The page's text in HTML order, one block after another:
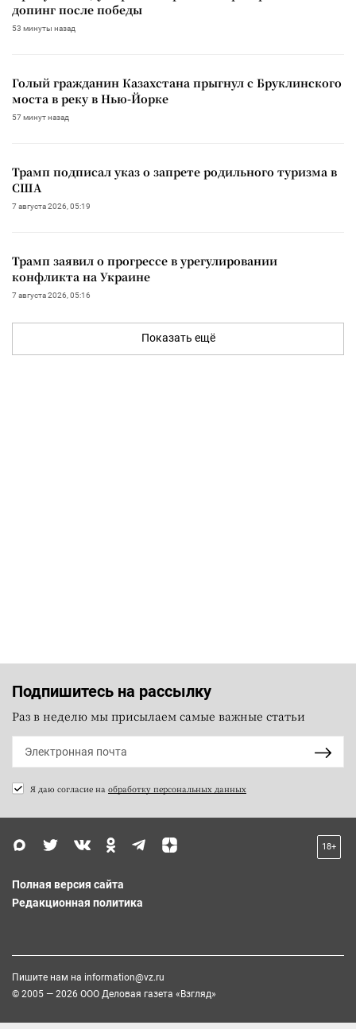
допинг после победы
53 минуты назад
Голый гражданин Казахстана прыгнул с Бруклинского
моста в реку в Нью-Йорке
57 минут назад
Трамп подписал указ о запрете родильного туризма в
США
7 августа 2026, 05:19
Трамп заявил о прогрессе в урегулировании
конфликта на Украине
7 августа 2026, 05:16
Показать ещё
Подпишитесь на рассылку
Раз в неделю мы присылаем самые важные статьи
Я даю согласие на обработку персональных данных
18+
Полная версия сайта
Редакционная политика
Пишите нам на information@vz.ru
© 2005 — 2026 ООО Деловая газета «Взгляд»